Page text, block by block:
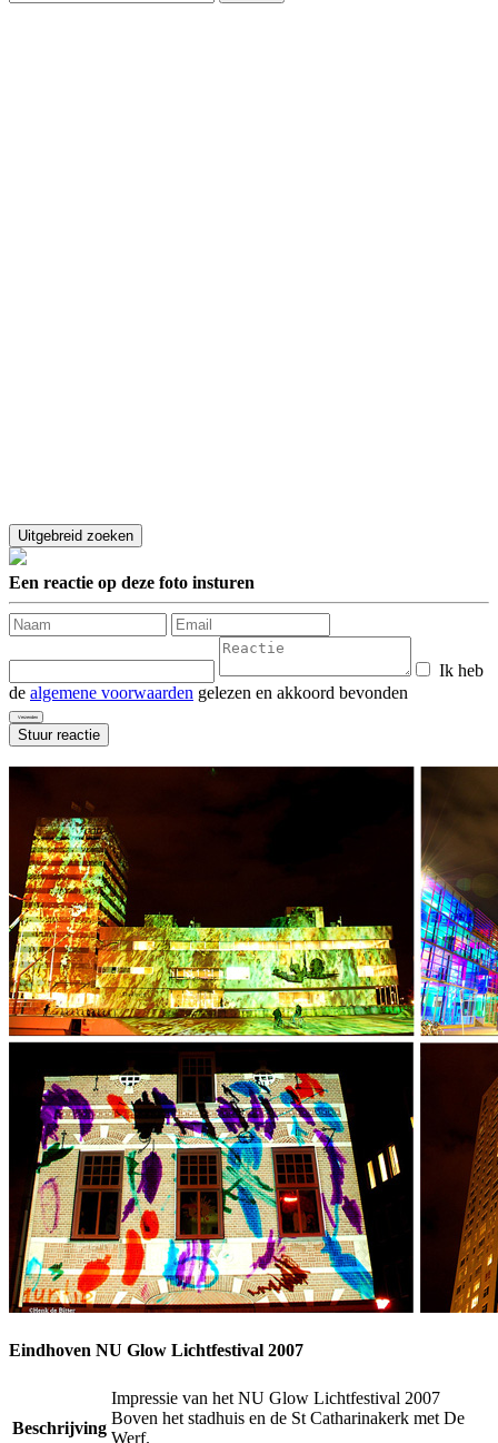
Een reactie op deze foto insturen
Ik heb
de algemene voorwaarden gelezen en akkoord bevonden
Eindhoven NU Glow Lichtfestival 2007
Beschrijving
Impressie van het NU Glow Lichtfestival 2007
Boven het stadhuis en de St Catharinakerk met De
Werf.